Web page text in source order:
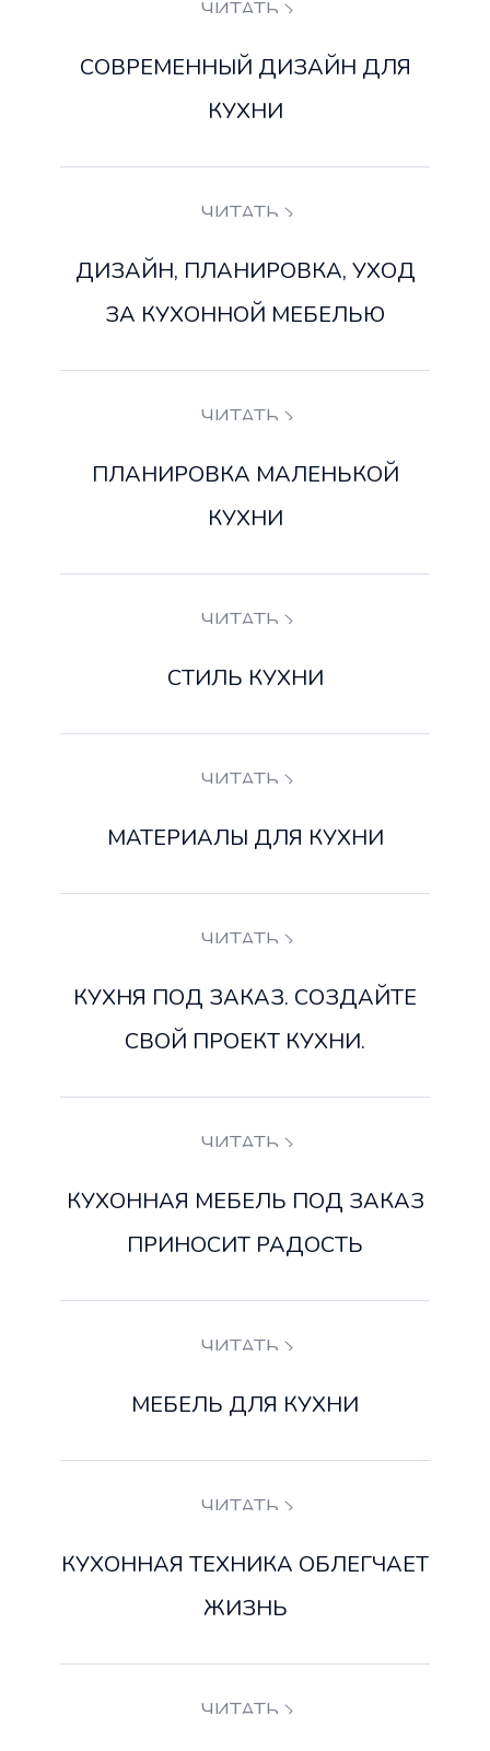
ЧИТАТЬ
СОВРЕМЕННЫЙ ДИЗАЙН ДЛЯ
КУХНИ
ЧИТАТЬ
ДИЗАЙН, ПЛАНИРОВКА, УХОД
ЗА КУХОННОЙ МЕБЕЛЬЮ
ЧИТАТЬ
ПЛАНИРОВКА МАЛЕНЬКОЙ
КУХНИ
ЧИТАТЬ
СТИЛЬ КУХНИ
ЧИТАТЬ
МАТЕРИАЛЫ ДЛЯ КУХНИ
ЧИТАТЬ
КУХНЯ ПОД ЗАКАЗ. СОЗДАЙТЕ
СВОЙ ПРОЕКТ КУХНИ.
ЧИТАТЬ
КУХОННАЯ МЕБЕЛЬ ПОД ЗАКАЗ
ПРИНОСИТ РАДОСТЬ
ЧИТАТЬ
МЕБЕЛЬ ДЛЯ КУХНИ
ЧИТАТЬ
КУХОННАЯ ТЕХНИКА ОБЛЕГЧАЕТ
ЖИЗНЬ
ЧИТАТЬ